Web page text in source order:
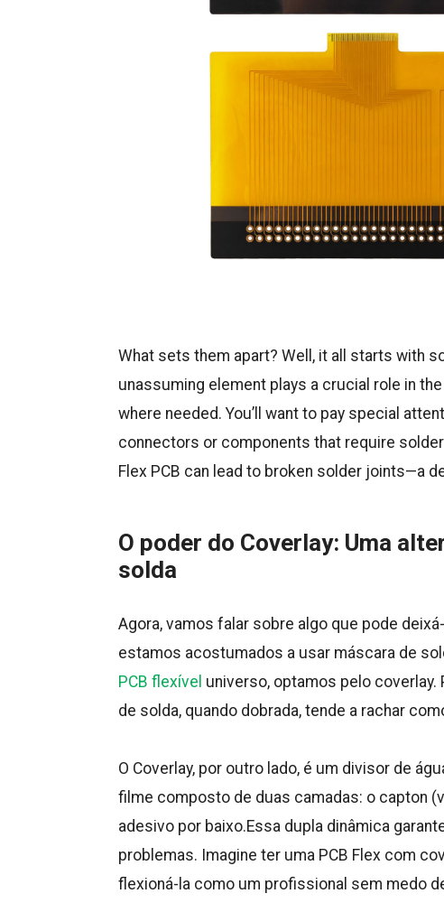
What sets them apart? Well, it all starts with
unassuming element plays a crucial role in
where needed. You’ll want to pay special
connectors or components that require
Flex PCB can lead to broken solder joints—a
O poder do Coverlay: Uma
solda
Agora, vamos falar sobre algo que pode
estamos acostumados a usar máscara de
PCB flexível universo, optamos pelo coverlay.
de solda, quando dobrada, tende a rachar
O Coverlay, por outro lado, é um divisor de
filme composto de duas camadas: o capton
adesivo por baixo.Essa dupla dinâmica
problemas. Imagine ter uma PCB Flex com
flexioná-la como um profissional sem medo